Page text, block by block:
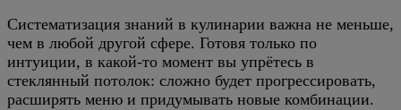
Систематизация знаний в кулинарии важна не меньше,
чем в любой другой сфере. Готовя только по
интуиции, в какой-то момент вы упрётесь в
стеклянный потолок: сложно будет прогрессировать,
расширять меню и придумывать новые комбинации.